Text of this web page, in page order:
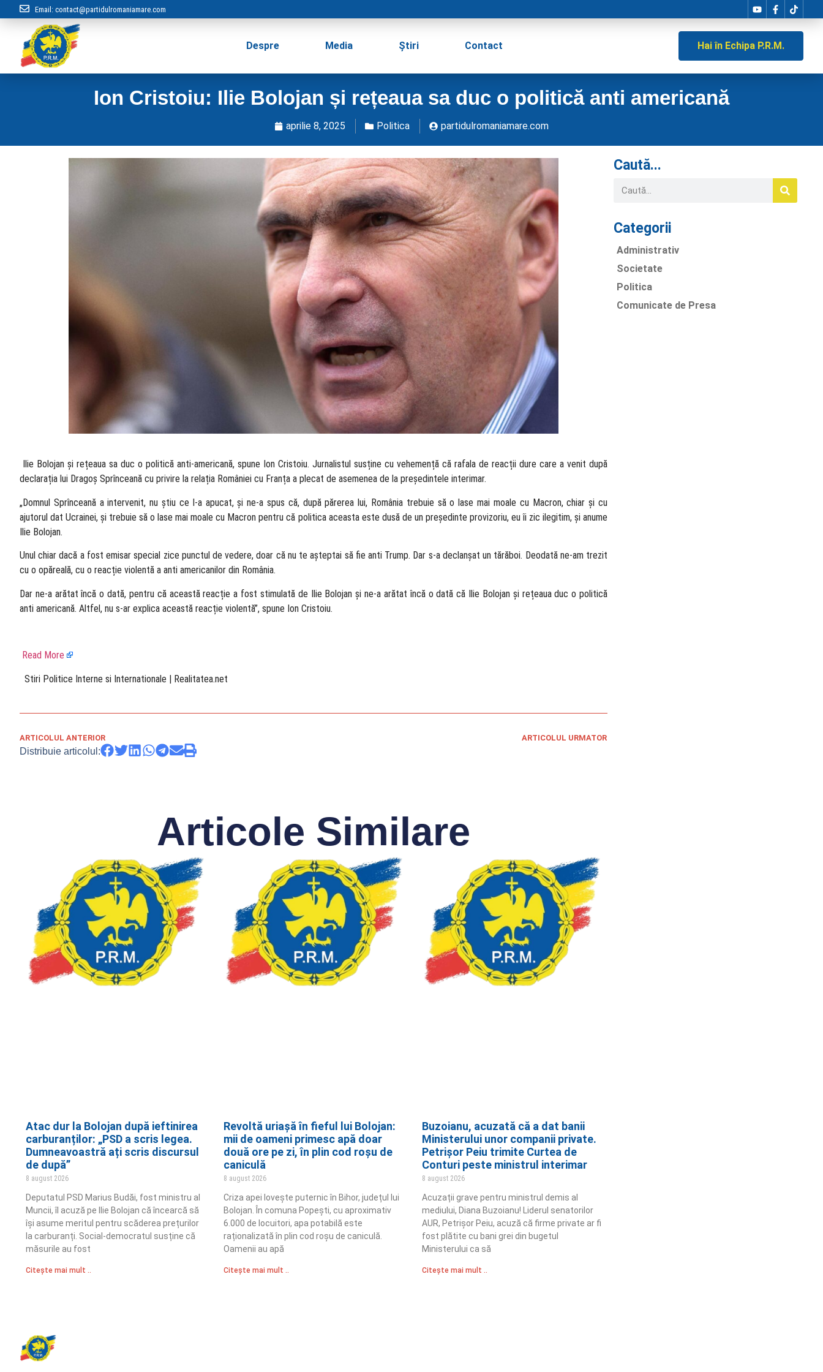
Email: contact@partidulromaniamare.com
Despre Media Știri Contact Hai în Echipa P.R.M.
Ion Cristoiu: Ilie Bolojan și rețeaua sa duc o politică anti americană
aprilie 8, 2025 Politica partidulromaniamare.com
​ Ilie Bolojan și rețeaua sa duc o politică anti-americană, spune Ion Cristoiu. Jurnalistul susține cu vehemență că rafala de reacții dure care a venit după
declarația lui Dragoș Sprînceană cu privire la relația României cu Franța a plecat de asemenea de la președintele interimar.
„Domnul Sprînceană a intervenit, nu știu ce l-a apucat, și ne-a spus că, după părerea lui, România trebuie să o lase mai moale cu Macron, chiar și cu
ajutorul dat Ucrainei, și trebuie să o lase mai moale cu Macron pentru că politica aceasta este dusă de un președinte provizoriu, eu îi zic ilegitim, și anume
Ilie Bolojan.
Unul chiar dacă a fost emisar special zice punctul de vedere, doar că nu te așteptai să fie anti Trump. Dar s-a declanșat un tărăboi. Deodată ne-am trezit
cu o opăreală, cu o reacție violentă a anti americanilor din România.
Dar ne-a arătat încă o dată, pentru că această reacție a fost stimulată de Ilie Bolojan și ne-a arătat încă o dată că Ilie Bolojan și rețeaua duc o politică
anti americană. Altfel, nu s-ar explica această reacție violentă”, spune Ion Cristoiu.
Read More
​ Stiri Politice Interne si Internationale | Realitatea.net
ARTICOLUL ANTERIOR ARTICOLUL URMATOR
Distribuie articolul:
Articole Similare
Atac dur la Bolojan după ieftinirea
carburanților: „PSD a scris legea.
Dumneavoastră ați scris discursul
de după”
8 august 2026
Deputatul PSD Marius Budăi, fost ministru al
Muncii, îl acuză pe Ilie Bolojan că încearcă să
își asume meritul pentru scăderea prețurilor
la carburanți. Social-democratul susține că
măsurile au fost
Citește mai mult ..
Revoltă uriașă în fieful lui Bolojan:
mii de oameni primesc apă doar
două ore pe zi, în plin cod roșu de
caniculă
8 august 2026
Criza apei lovește puternic în Bihor, județul lui
Bolojan. În comuna Popești, cu aproximativ
6.000 de locuitori, apa potabilă este
raționalizată în plin cod roșu de caniculă.
Oamenii au apă
Citește mai mult ..
Buzoianu, acuzată că a dat banii
Ministerului unor companii private.
Petrișor Peiu trimite Curtea de
Conturi peste ministrul interimar
8 august 2026
Acuzații grave pentru ministrul demis al
mediului, Diana Buzoianu! Liderul senatorilor
AUR, Petrișor Peiu, acuză că firme private ar fi
fost plătite cu bani grei din bugetul
Ministerului ca să
Citește mai mult ..
Caută...
Categorii
Administrativ
Societate
Politica
Comunicate de Presa